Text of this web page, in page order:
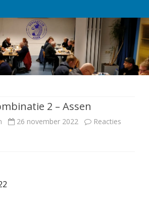
de
inhoud
2 – Assen
26 november 2022
Reacties